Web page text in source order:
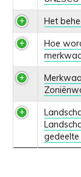
Het
Hoe